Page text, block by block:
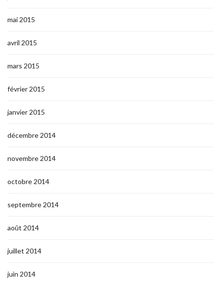
mai 2015
avril 2015
mars 2015
février 2015
janvier 2015
décembre 2014
novembre 2014
octobre 2014
septembre 2014
août 2014
juillet 2014
juin 2014